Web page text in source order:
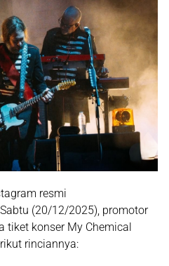
resmi
(20/12/2025), promotor
tiket konser My Chemical
rinciannya: